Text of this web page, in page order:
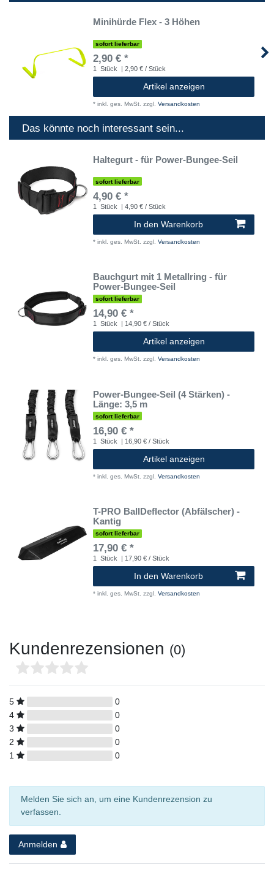
Minihürde Flex - 3 Höhen
sofort lieferbar
2,90 € *
1 Stück | 2,90 € / Stück
Artikel anzeigen
* inkl. ges. MwSt. zzgl. Versandkosten
Das könnte noch interessant sein...
Haltegurt - für Power-Bungee-Seil
sofort lieferbar
4,90 € *
1 Stück | 4,90 € / Stück
In den Warenkorb
* inkl. ges. MwSt. zzgl. Versandkosten
Bauchgurt mit 1 Metallring - für
Power-Bungee-Seil
sofort lieferbar
14,90 € *
1 Stück | 14,90 € / Stück
Artikel anzeigen
* inkl. ges. MwSt. zzgl. Versandkosten
Power-Bungee-Seil (4 Stärken) -
Länge: 3,5 m
sofort lieferbar
16,90 € *
1 Stück | 16,90 € / Stück
Artikel anzeigen
* inkl. ges. MwSt. zzgl. Versandkosten
T-PRO BallDeflector (Abfälscher) -
Kantig
sofort lieferbar
17,90 € *
1 Stück | 17,90 € / Stück
In den Warenkorb
* inkl. ges. MwSt. zzgl. Versandkosten
Kundenrezensionen (0)
5
0
4
0
3
0
2
0
1
0
Melden Sie sich an, um eine Kundenrezension zu
verfassen.
Anmelden